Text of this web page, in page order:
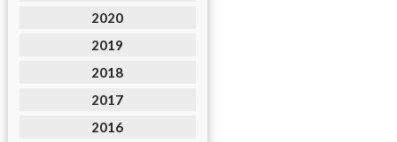
2020
2019
2018
2017
2016